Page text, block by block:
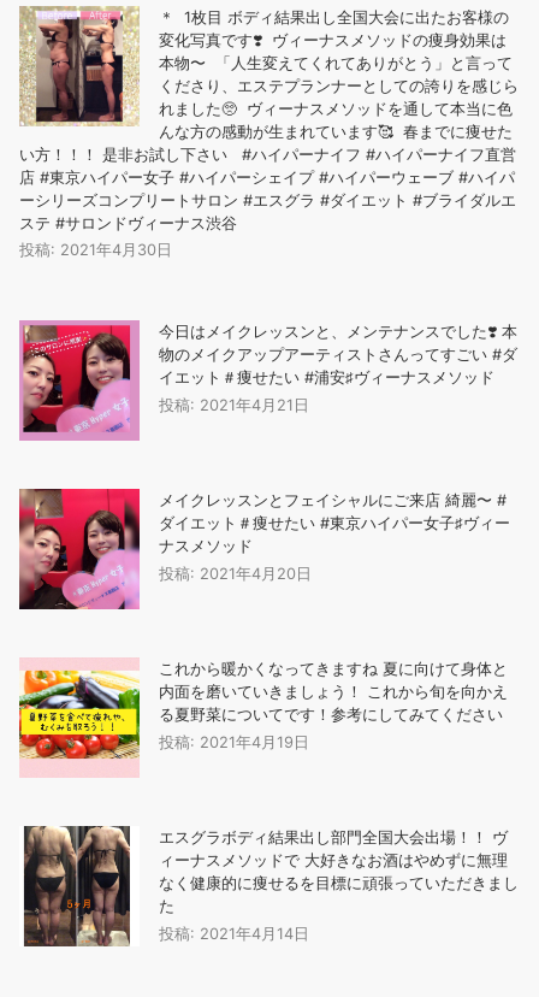
＊ 1枚目 ボディ結果出し全国大会に出たお客様の
変化写真です❣️ ヴィーナスメソッドの痩身効果は
本物〜️ 「人生変えてくれてありがとう」と言って
くださり、エステプランナーとしての誇りを感じら
れました🥺 ヴィーナスメソッドを通して本当に色
んな方の感動が生まれています🥰 春までに痩せた
い方！！！ 是非お試し下さい #ハイパーナイフ #ハイパーナイフ直営
店 #東京ハイパー女子 #ハイパーシェイプ #ハイパーウェーブ #ハイパ
ーシリーズコンプリートサロン #エスグラ #ダイエット #ブライダルエ
ステ #サロンドヴィーナス渋谷
投稿: 2021年4月30日
今日はメイクレッスンと、メンテナンスでした❣️ 本
物のメイクアップアーティストさんってすごい #ダ
イエット＃痩せたい #浦安♯ヴィーナスメソッド
投稿: 2021年4月21日
メイクレッスンとフェイシャルにご来店️ 綺麗〜 #
ダイエット＃痩せたい #東京ハイパー女子♯ヴィー
ナスメソッド
投稿: 2021年4月20日
これから暖かくなってきますね 夏に向けて身体と
内面を磨いていきましょう！️ これから旬を向かえ
る夏野菜についてです！参考にしてみてください
投稿: 2021年4月19日
エスグラボディ結果出し部門全国大会出場！！ ヴ
ィーナスメソッドで 大好きなお酒はやめずに無理
なく健康的に痩せるを目標に頑張っていただきまし
た
投稿: 2021年4月14日